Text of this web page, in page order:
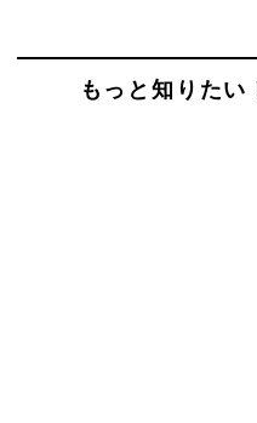
もっと知りた